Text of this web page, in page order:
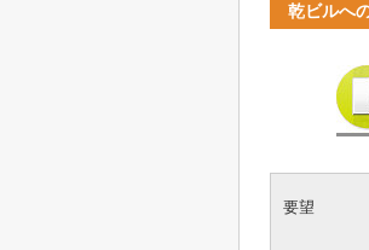
乾ビルへ
要望